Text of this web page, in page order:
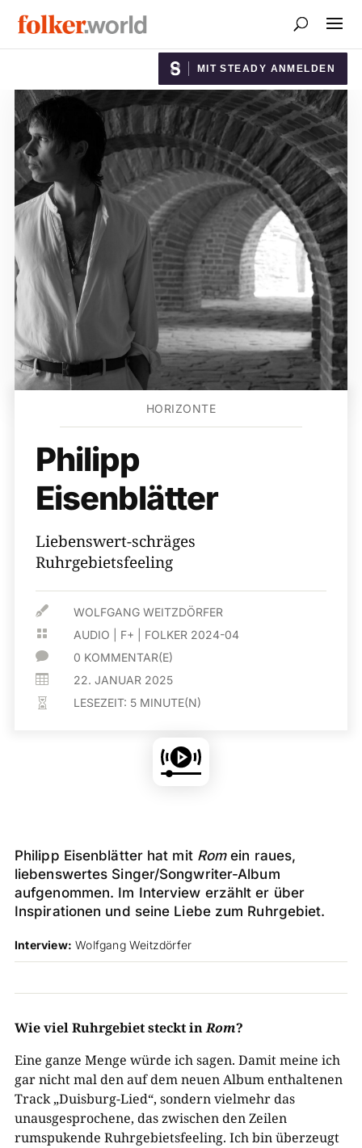
MIT STEADY ANMELDEN
HORIZONTE
Philipp
Eisenblätter
Liebenswert-schräges
Ruhrgebietsfeeling
 WOLFGANG WEITZDÖRFER
 AUDIO F+ FOLKER 2024-04
 0 KOMMENTAR(E)
 22. JANUAR 2025
 LESEZEIT: 5 MINUTE(N)
Philipp Eisenblätter hat mit Romein raues,
liebenswertes Singer/Songwriter-Album
aufgenommen. Im Interview erzählt er über
Inspirationen und seine Liebe zum Ruhrgebiet.
Interview: Wolfgang Weitzdörfer
Wie viel Ruhrgebiet steckt inRom?
Eine ganze Menge würde ich sagen. Damit meine ich
gar nicht mal den auf dem neuen Album enthaltenen
Track „Duisburg-Lied“, sondern vielmehr das
unausgesprochene, das zwischen den Zeilen
rumspukende Ruhrgebietsfeeling. Ich bin überzeugt